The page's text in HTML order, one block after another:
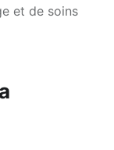
et de soins